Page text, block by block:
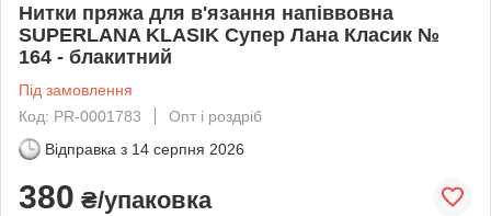
Нитки пряжа для в'язання напіввовна
SUPERLANA KLASIK Супер Лана Класик №
164 - блакитний
Під замовлення
Код: PR-0001783
Опт і роздріб
Відправка з 14 серпня 2026
380 ₴/упаковка